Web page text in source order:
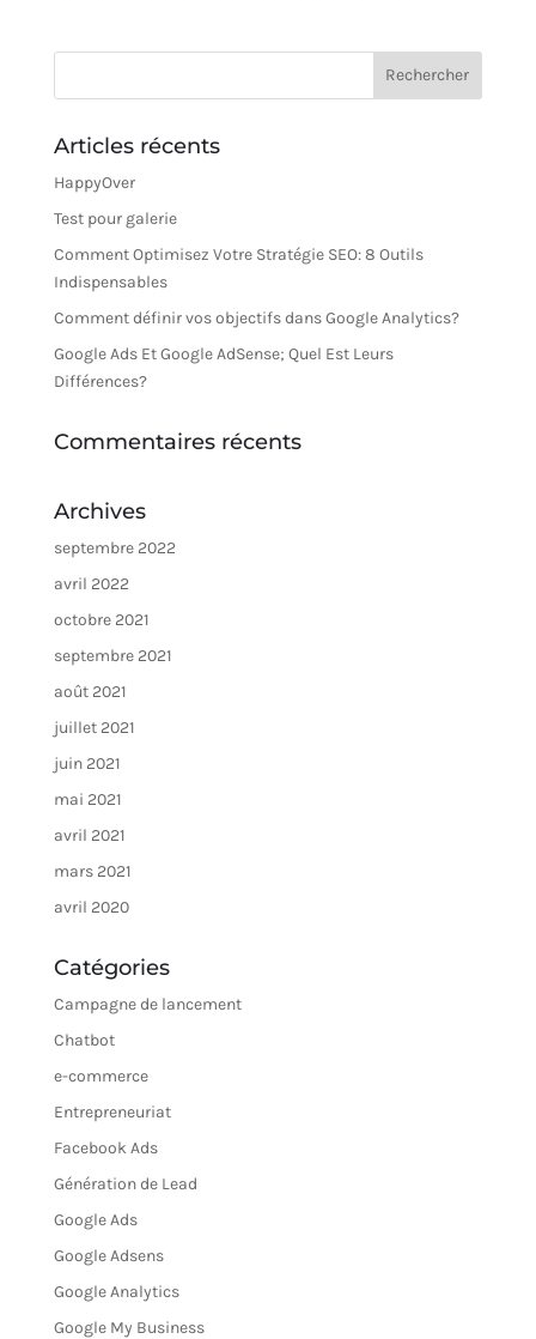
Articles récents
HappyOver
Test pour galerie
Comment Optimisez Votre Stratégie SEO: 8 Outils
Indispensables
Comment définir vos objectifs dans Google Analytics?
Google Ads Et Google AdSense; Quel Est Leurs
Différences?
Commentaires récents
Archives
septembre 2022
avril 2022
octobre 2021
septembre 2021
août 2021
juillet 2021
juin 2021
mai 2021
avril 2021
mars 2021
avril 2020
Catégories
Campagne de lancement
Chatbot
e-commerce
Entrepreneuriat
Facebook Ads
Génération de Lead
Google Ads
Google Adsens
Google Analytics
Google My Business